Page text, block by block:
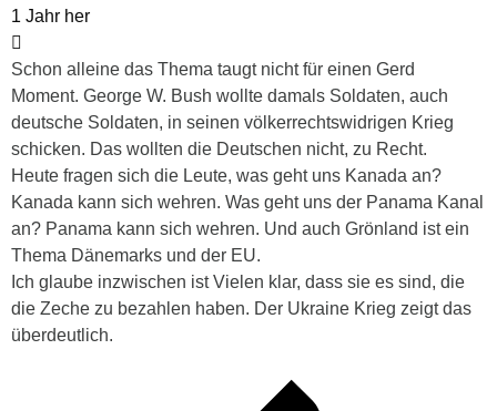
1 Jahr her
Schon alleine das Thema taugt nicht für einen Gerd
Moment. George W. Bush wollte damals Soldaten, auch
deutsche Soldaten, in seinen völkerrechtswidrigen Krieg
schicken. Das wollten die Deutschen nicht, zu Recht.
Heute fragen sich die Leute, was geht uns Kanada an?
Kanada kann sich wehren. Was geht uns der Panama Kanal
an? Panama kann sich wehren. Und auch Grönland ist ein
Thema Dänemarks und der EU.
Ich glaube inzwischen ist Vielen klar, dass sie es sind, die
die Zeche zu bezahlen haben. Der Ukraine Krieg zeigt das
überdeutlich.